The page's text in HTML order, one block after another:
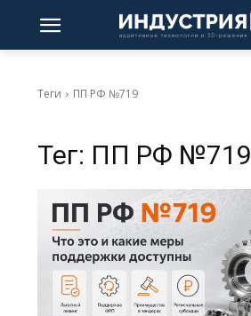
Теги ПП РФ №719
Тег: ПП РФ №719